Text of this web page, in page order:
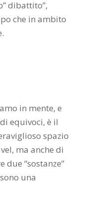
dibattito”,
che in ambito
in mente, e
equivoci, è il
spazio
ma anche di
due “sostanze”
una